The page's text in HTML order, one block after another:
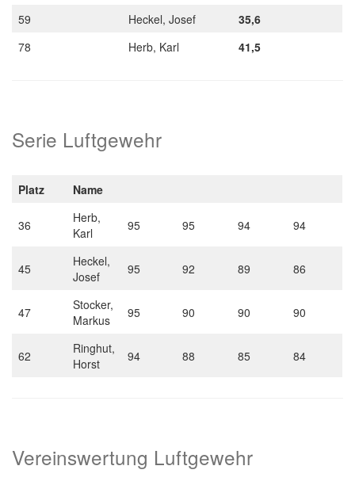
59
Heckel, Josef
35,6
78
Herb, Karl 41,5
Serie Luftgewehr
Platz Name
36
Herb,
Karl
95 95 94 94
45
Heckel,
Josef
95 92 89 86
47
Stocker,
Markus
95 90 90 90
62
Ringhut,
Horst
94 88 85 84
Vereinswertung Luftgewehr